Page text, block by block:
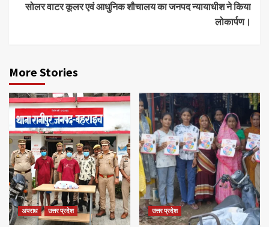
सोलर वाटर कूलर एवं आधुनिक शौचालय का जनपद न्यायाधीश ने किया
लोकार्पण।
More Stories
अपराध उत्तर प्रदेश उत्तर प्रदेश